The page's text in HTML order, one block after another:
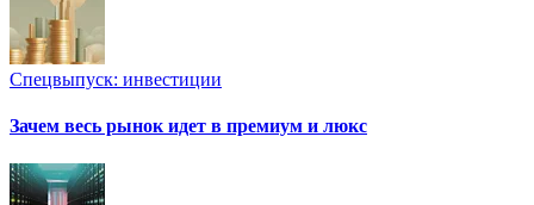
Спецвыпуск: инвестиции
Зачем весь рынок идет в премиум и люкс